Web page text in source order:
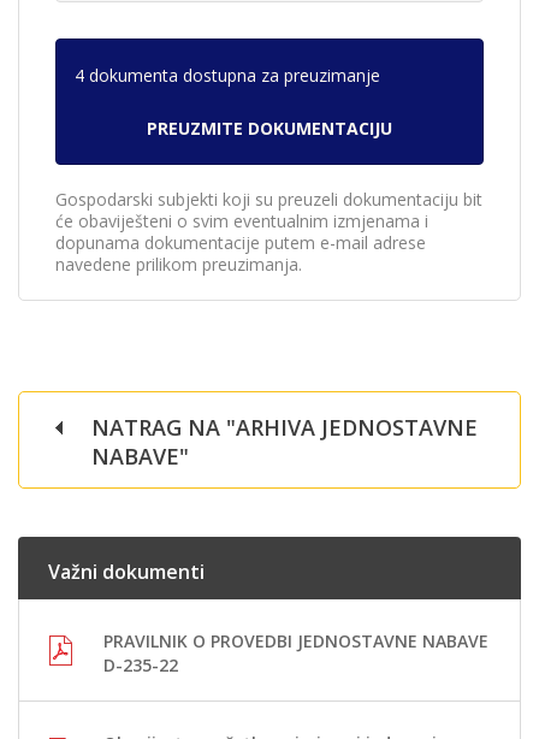
4 dokumenta dostupna za preuzimanje
Gospodarski subjekti koji su preuzeli dokumentaciju bit
će obaviješteni o svim eventualnim izmjenama i
dopunama dokumentacije putem e-mail adrese
navedene prilikom preuzimanja.
NATRAG NA "ARHIVA JEDNOSTAVNE
NABAVE"
Važni dokumenti
PRAVILNIK O PROVEDBI JEDNOSTAVNE NABAVE
D-235-22